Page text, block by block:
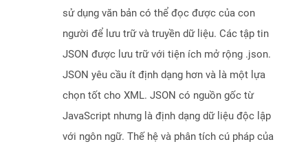
sử dụng văn bản có thể đọc được của con
người để lưu trữ và truyền dữ liệu. Các tập tin
JSON được lưu trữ với tiện ích mở rộng .json.
JSON yêu cầu ít định dạng hơn và là một lựa
chọn tốt cho XML. JSON có nguồn gốc từ
JavaScript nhưng là định dạng dữ liệu độc lập
với ngôn ngữ. Thế hệ và phân tích cú pháp của